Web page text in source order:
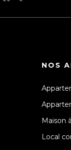
NOS
Maison
Local